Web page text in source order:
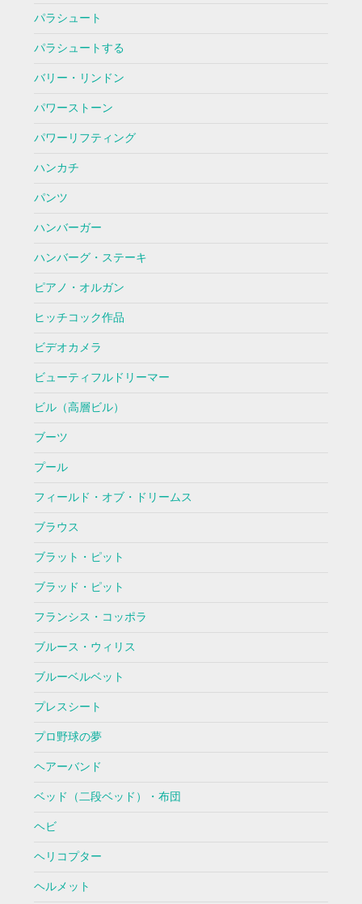
パラシュート
パラシュートする
バリー・リンドン
パワーストーン
パワーリフティング
ハンカチ
パンツ
ハンバーガー
ハンバーグ・ステーキ
ピアノ・オルガン
ヒッチコック作品
ビデオカメラ
ビューティフルドリーマー
ビル（高層ビル）
ブーツ
プール
フィールド・オブ・ドリームス
ブラウス
ブラット・ピット
ブラッド・ピット
フランシス・コッポラ
ブルース・ウィリス
ブルーベルベット
プレスシート
プロ野球の夢
ヘアーバンド
ベッド（二段ベッド）・布団
ヘビ
ヘリコプター
ヘルメット